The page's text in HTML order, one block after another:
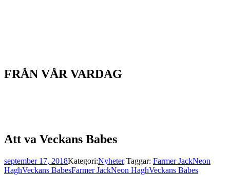
FRÅN VÅR VARDAG
Att va Veckans Babes
september 17, 2018Kategori:Nyheter Taggar: Farmer JackNeon
HaghVeckans BabesFarmer JackNeon HaghVeckans Babes